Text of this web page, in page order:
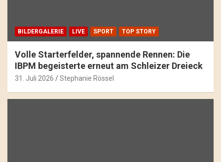
BILDERGALERIE LIVE SPORT TOP STORY
Volle Starterfelder, spannende Rennen: Die
IBPM begeisterte erneut am Schleizer Dreieck
31. Juli 2026 Stephanie Rössel